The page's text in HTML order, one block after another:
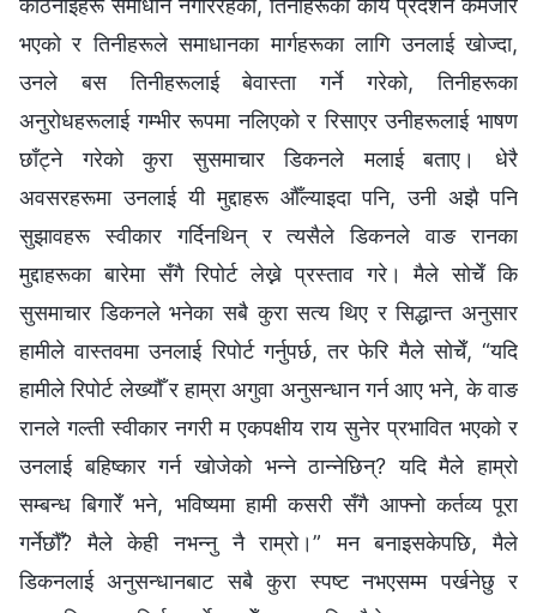
भएको र तिनीहरूले समाधानका मार्गहरूका लागि उनलाई खोज्दा,
उनले बस तिनीहरूलाई बेवास्ता गर्ने गरेको, तिनीहरूका
अनुरोधहरूलाई गम्भीर रूपमा नलिएको र रिसाएर उनीहरूलाई भाषण
छाँट्ने गरेको कुरा सुसमाचार डिकनले मलाई बताए। धेरै
अवसरहरूमा उनलाई यी मुद्दाहरू औँल्याइदा पनि, उनी अझै पनि
सुझावहरू स्वीकार गर्दिनथिन् र त्यसैले डिकनले वाङ रानका
मुद्दाहरूका बारेमा सँगै रिपोर्ट लेख्ने प्रस्ताव गरे। मैले सोचेँ कि
सुसमाचार डिकनले भनेका सबै कुरा सत्य थिए र सिद्धान्त अनुसार
हामीले वास्तवमा उनलाई रिपोर्ट गर्नुपर्छ, तर फेरि मैले सोचेँ, “यदि
हामीले रिपोर्ट लेख्यौँ र हाम्रा अगुवा अनुसन्धान गर्न आए भने, के वाङ
रानले गल्ती स्वीकार नगरी म एकपक्षीय राय सुनेर प्रभावित भएको र
उनलाई बहिष्कार गर्न खोजेको भन्ने ठान्नेछिन्? यदि मैले हाम्रो
सम्बन्ध बिगारेँ भने, भविष्यमा हामी कसरी सँगै आफ्नो कर्तव्य पूरा
गर्नेछौँ? मैले केही नभन्नु नै राम्रो।” मन बनाइसकेपछि, मैले
डिकनलाई अनुसन्धानबाट सबै कुरा स्पष्ट नभएसम्म पर्खनेछु र